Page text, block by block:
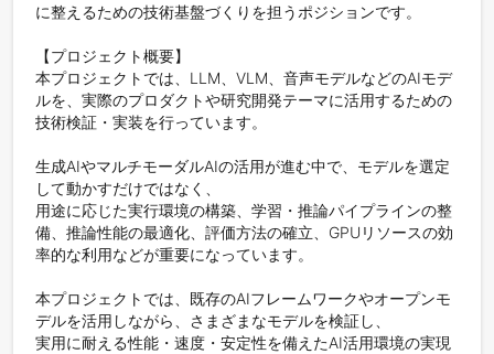
に整えるための技術基盤づくりを担うポジションです。
【プロジェクト概要】
本プロジェクトでは、LLM、VLM、音声モデルなどのAIモデ
ルを、実際のプロダクトや研究開発テーマに活用するための
技術検証・実装を行っています。
生成AIやマルチモーダルAIの活用が進む中で、モデルを選定
して動かすだけではなく、
用途に応じた実行環境の構築、学習・推論パイプラインの整
備、推論性能の最適化、評価方法の確立、GPUリソースの効
率的な利用などが重要になっています。
本プロジェクトでは、既存のAIフレームワークやオープンモ
デルを活用しながら、さまざまなモデルを検証し、
実用に耐える性能・速度・安定性を備えたAI活用環境の実現